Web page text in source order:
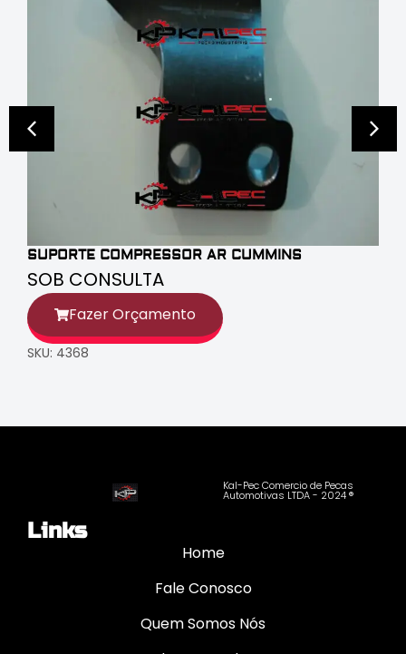
SUPORTE COMPRESSOR AR CUMMINS
SOB CONSULTA
Fazer Orçamento
SKU: 4368
Kal-Pec Comercio de Pecas
Automotivas LTDA - 2024 ®
Links
Home
Fale Conosco
Quem Somos Nós